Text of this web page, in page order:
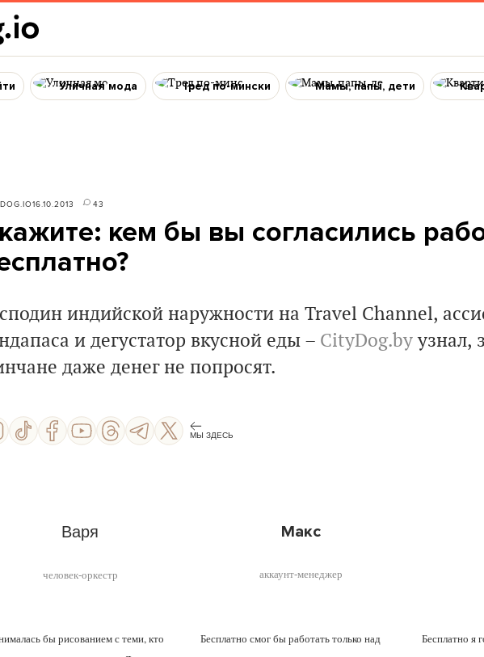
Уличная мода Тред по-мински Мамы, папы, дети
16.10.2013 43
кем бы вы согласились
индийской наружности на Travel Channel,
и дегустатор вкусной еды – CityDog.by узнал,
даже денег не попросят.
МЫ ЗДЕСЬ
Варя
человек-оркестр
Макс
аккаунт-менеджер
бы рисованием с теми, кто
Бесплатно смог бы работать только над
Бесплатно я